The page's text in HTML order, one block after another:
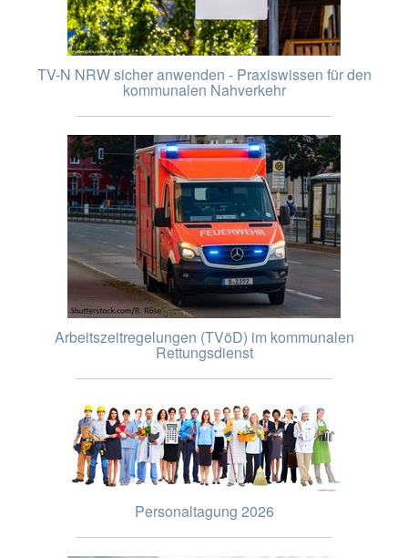
TV-N NRW sicher anwenden - Praxiswissen für den
kommunalen Nahverkehr
Arbeitszeitregelungen (TVöD) im kommunalen
Rettungsdienst
Personaltagung 2026